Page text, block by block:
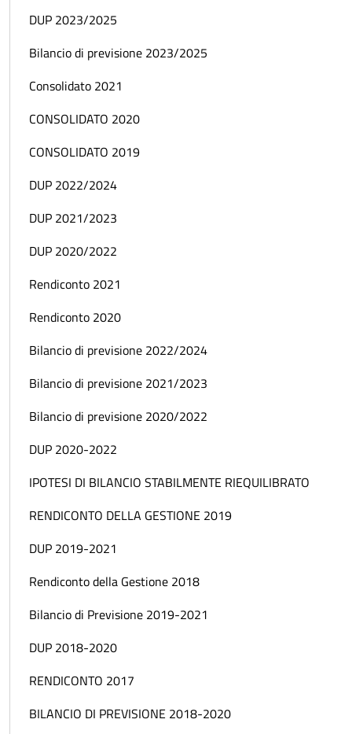
DUP 2023/2025
Bilancio di previsione 2023/2025
Consolidato 2021
CONSOLIDATO 2020
CONSOLIDATO 2019
DUP 2022/2024
DUP 2021/2023
DUP 2020/2022
Rendiconto 2021
Rendiconto 2020
Bilancio di previsione 2022/2024
Bilancio di previsione 2021/2023
Bilancio di previsione 2020/2022
DUP 2020-2022
IPOTESI DI BILANCIO STABILMENTE RIEQUILIBRATO
RENDICONTO DELLA GESTIONE 2019
DUP 2019-2021
Rendiconto della Gestione 2018
Bilancio di Previsione 2019-2021
DUP 2018-2020
RENDICONTO 2017
BILANCIO DI PREVISIONE 2018-2020